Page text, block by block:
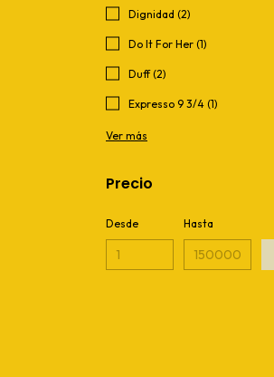
Dignidad (2)
Do It For Her (1)
Duff (2)
Expresso 9 3/4 (1)
Ver más
Precio
Desde Hasta